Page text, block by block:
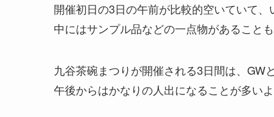
開催初日の3日の午前が比較的空いていて、
中にはサンプル品などの一点物があること
九谷茶碗まつりが開催される3日間は、GW
午後からはかなりの人出になることが多いよ